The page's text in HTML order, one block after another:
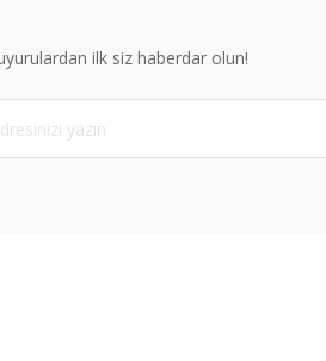
ilk siz haberdar olun!